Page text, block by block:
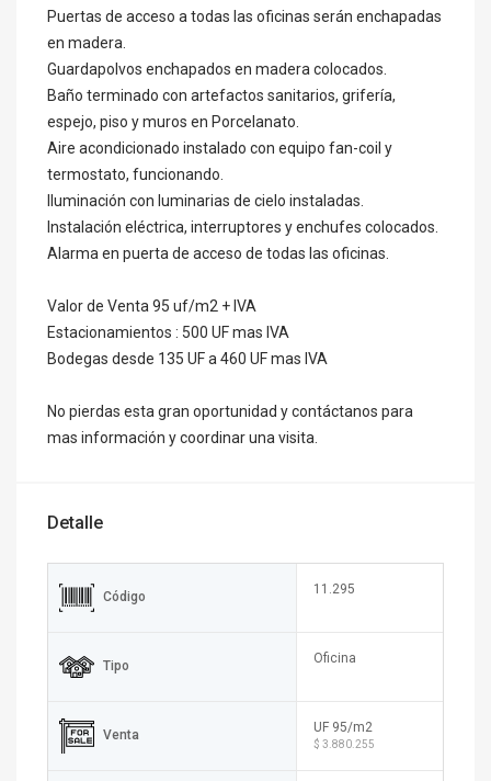
Puertas de acceso a todas las oficinas serán enchapadas
en madera.
Guardapolvos enchapados en madera colocados.
Baño terminado con artefactos sanitarios, grifería,
espejo, piso y muros en Porcelanato.
Aire acondicionado instalado con equipo fan-coil y
termostato, funcionando.
Iluminación con luminarias de cielo instaladas.
Instalación eléctrica, interruptores y enchufes colocados.
Alarma en puerta de acceso de todas las oficinas.
Valor de Venta 95 uf/m2 + IVA
Estacionamientos : 500 UF mas IVA
Bodegas desde 135 UF a 460 UF mas IVA
No pierdas esta gran oportunidad y contáctanos para
mas información y coordinar una visita.
Detalle
Código
11.295
Tipo
Oficina
Venta
UF 95/m2
$ 3.880.255